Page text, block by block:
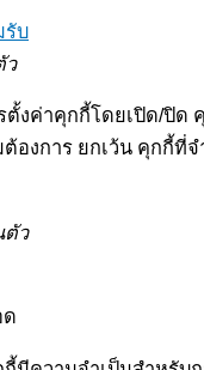
รับ
ว
ตั้งค่าคุกกี้โดยเปิด/ปิด
องการ ยกเว้น คุกกี้ที่จ
ตัว
ด